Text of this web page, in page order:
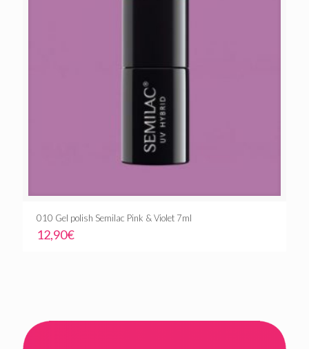
010 Gel polish Semilac Pink & Violet 7ml
12,90€